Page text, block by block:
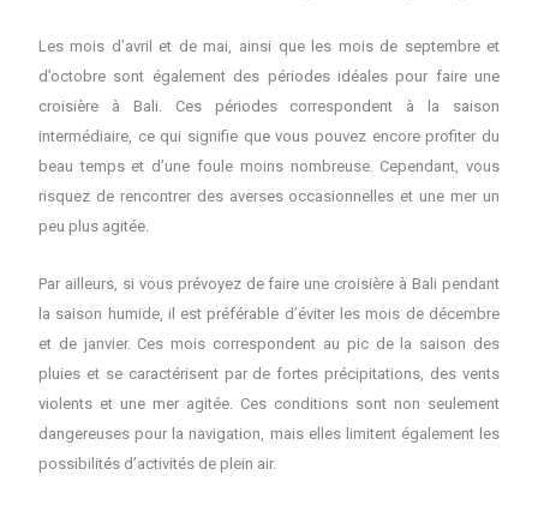
Les mois d’avril et de mai, ainsi que les mois de septembre et
d’octobre sont également des périodes idéales pour faire une
croisière à Bali. Ces périodes correspondent à la saison
intermédiaire, ce qui signifie que vous pouvez encore profiter du
beau temps et d’une foule moins nombreuse. Cependant, vous
risquez de rencontrer des averses occasionnelles et une mer un
peu plus agitée.
Par ailleurs, si vous prévoyez de faire une croisière à Bali pendant
la saison humide, il est préférable d’éviter les mois de décembre
et de janvier. Ces mois correspondent au pic de la saison des
pluies et se caractérisent par de fortes précipitations, des vents
violents et une mer agitée. Ces conditions sont non seulement
dangereuses pour la navigation, mais elles limitent également les
possibilités d’activités de plein air.